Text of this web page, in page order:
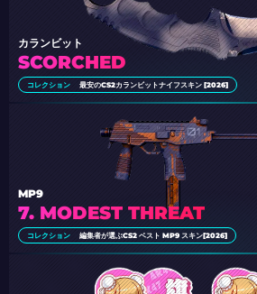
SCORCHED
カランビット
コレクション 最安のCS2カランビットナイフスキン [2026]
7. MODEST THREAT
MP9
コレクション 編集者が選ぶCS2 ベスト MP9 スキン[2026]